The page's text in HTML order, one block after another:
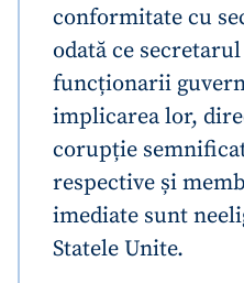
conformitate cu
odată ce
funcționarii
implicarea lor,
corupție
respective și
imediate sunt
Statele Unite.